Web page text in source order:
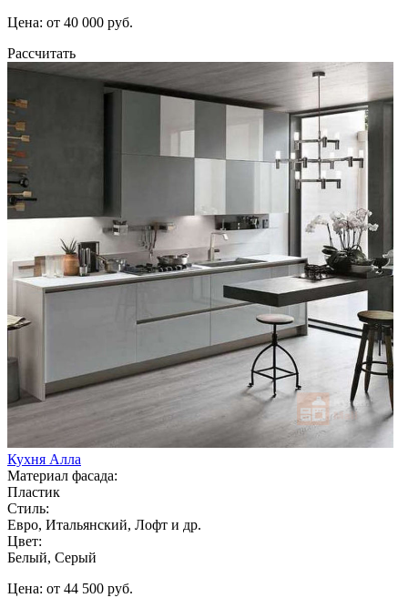
Цена: от 40 000 руб.
Рассчитать
Кухня Алла
Материал фасада:
Пластик
Стиль:
Евро, Итальянский, Лофт и др.
Цвет:
Белый, Серый
Цена: от 44 500 руб.